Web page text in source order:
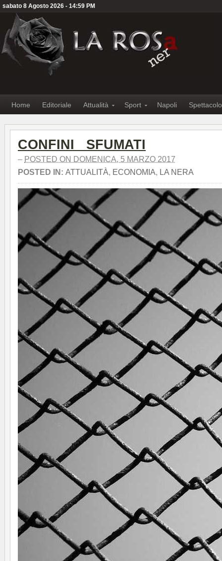
sabato 8 Agosto 2026 - 14:59 PM
Home Editoriale Attualità Sport Napoli Spettacolo
CONFINI SFUMATI
– POSTED ON DOMENICA, 5 MARZO 2017
POSTED IN: ATTUALITÀ, ECONOMIA, LA NERA